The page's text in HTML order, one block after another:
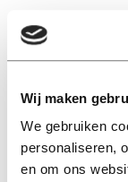
Wij maken
We gebruiken
personaliseren,
en om ons
doceren